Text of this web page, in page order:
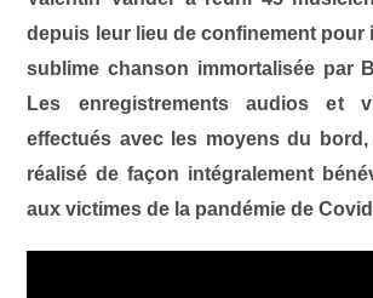
depuis leur lieu de confinement pour
sublime chanson immortalisée par
Les enregistrements audios et
effectués avec les moyens du
réalisé de façon intégralement
aux victimes de la pandémie de